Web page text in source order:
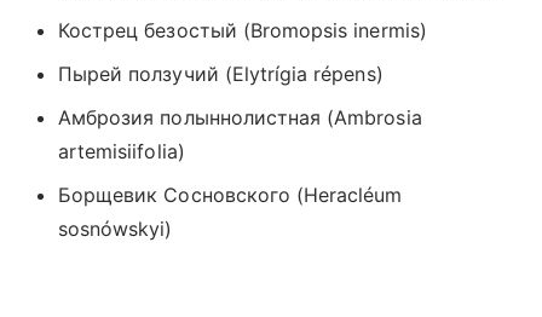
Кострец безостый (Bromopsis inermis)
Пырей ползучий (Elytrígia répens)
Амброзия полыннолистная (Ambrosia
artemisiifolia)
Борщевик Сосновского (Heracléum
sosnówskyi)